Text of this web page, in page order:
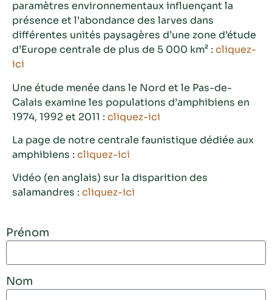
paramètres environnementaux influençant la
présence et l’abondance des larves dans
différentes unités paysagères d’une zone d’étude
d’Europe centrale de plus de 5 000 km² : cliquez-
ici
Une étude menée dans le Nord et le Pas-de-
Calais examine les populations d’amphibiens en
1974, 1992 et 2011 : cliquez-ici
La page de notre centrale faunistique dédiée aux
amphibiens : cliquez-ici
Vidéo (en anglais) sur la disparition des
salamandres : cliquez-ici
Prénom
Nom